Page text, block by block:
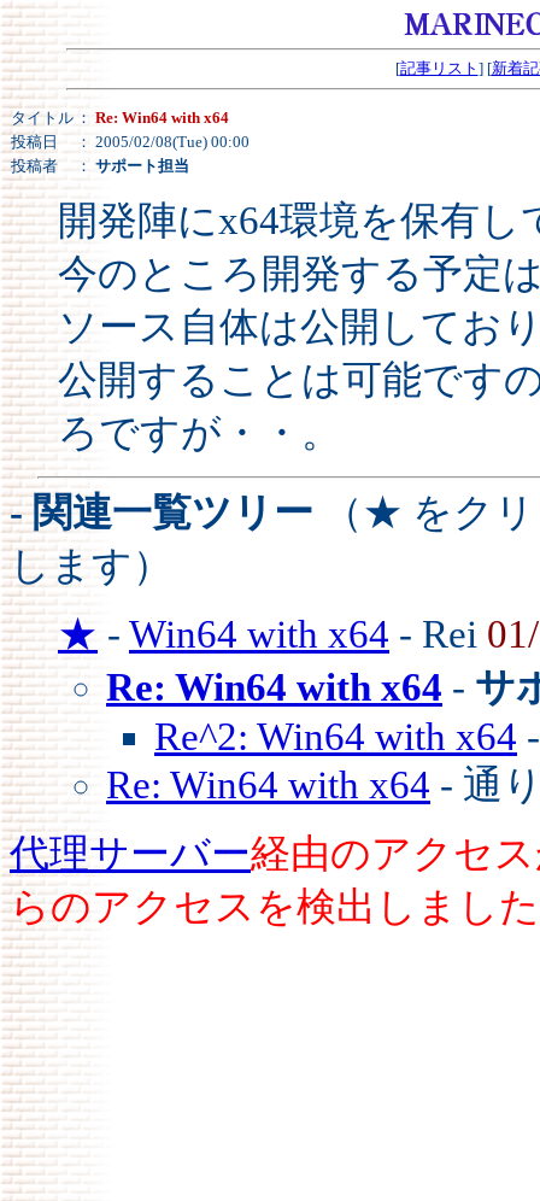
[記事リスト ] [新着
タイトル ： Re: Win64 with x64
投稿日
： 2005/02/08(Tue) 00:00
投稿者
： サポート担当
開発陣にx64環境を保有
今のところ開発する予定
ソース自体は公開してお
公開することは可能です
ろですが・・。
- 関連一覧ツリー （★ をク
します）
★ - Win64 with x64 - Rei
Re: Win64 with x64 - サ
Re^2: Win64 with x64
Re: Win64 with x64 - 通
代理サーバー経由のアクセ
らのアクセスを検出しまし